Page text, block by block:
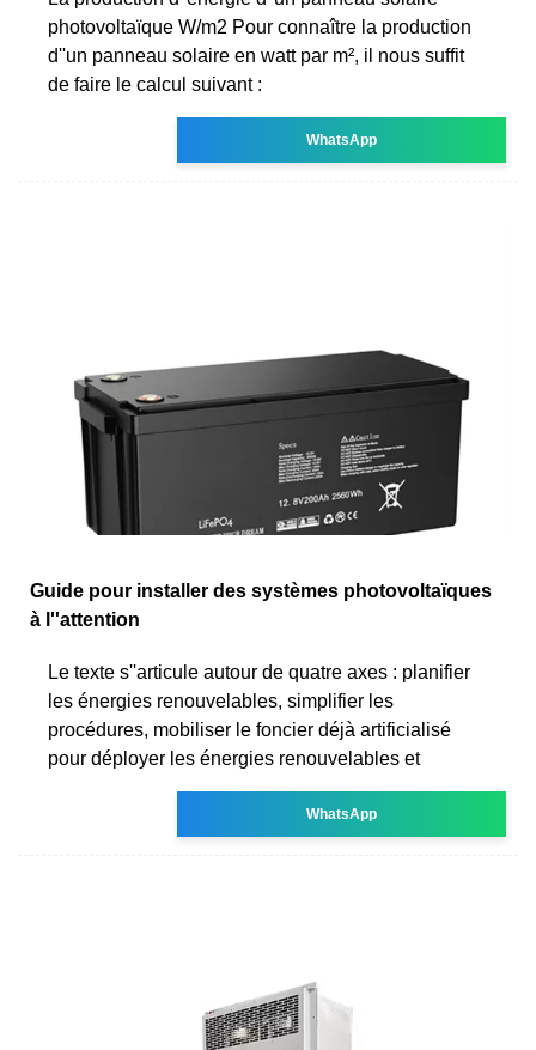
photovoltaïque W/m2 Pour connaître la production
d''un panneau solaire en watt par m², il nous suffit
de faire le calcul suivant :
WhatsApp
Guide pour installer des systèmes photovoltaïques
à l''attention
Le texte s''articule autour de quatre axes : planifier
les énergies renouvelables, simplifier les
procédures, mobiliser le foncier déjà artificialisé
pour déployer les énergies renouvelables et
WhatsApp